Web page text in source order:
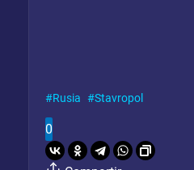
Rusia Stavropol
0